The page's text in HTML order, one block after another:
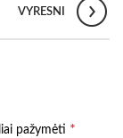
VYRESNI
pažymėti *